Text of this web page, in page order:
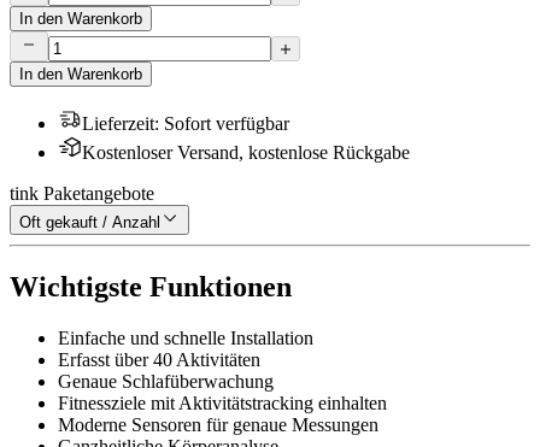
In den Warenkorb
In den Warenkorb
Lieferzeit: Sofort verfügbar
Kostenloser Versand, kostenlose Rückgabe
tink Paketangebote
Oft gekauft / Anzahl
Wichtigste Funktionen
Einfache und schnelle Installation
Erfasst über 40 Aktivitäten
Genaue Schlafüberwachung
Fitnessziele mit Aktivitätstracking einhalten
Moderne Sensoren für genaue Messungen